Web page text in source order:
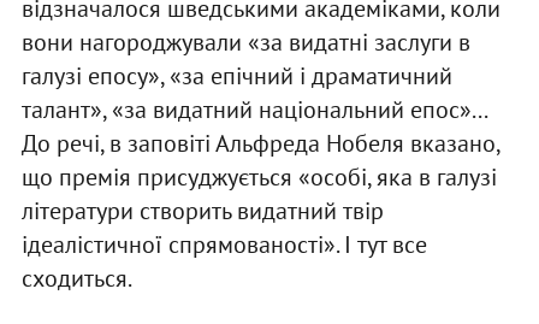
відзначалося шведськими академіками, коли
вони нагороджували «за видатні заслуги в
галузі епосу», «за епічний і драматичний
талант», «за видатний національний епос»...
До речі, в заповіті Альфреда Нобеля вказано,
що премія присуджується «особі, яка в галузі
літератури створить видатний твір
ідеалістичної спрямованості». І тут все
сходиться.